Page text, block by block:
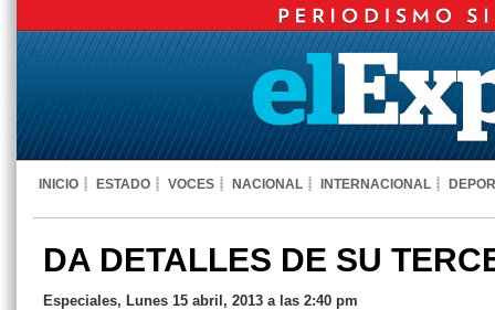
INICIO ESTADO VOCES NACIONAL INTERNACIONAL
DA DETALLES DE SU
Especiales, Lunes 15 abril, 2013 a las 2:40 pm